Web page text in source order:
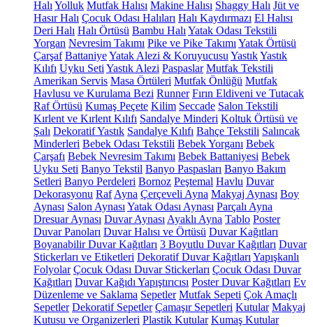
Halı Yolluk Mutfak Halısı Makine Halısı Shaggy Halı Jüt ve
Hasır Halı Çocuk Odası Halıları Halı Kaydırmazı El Halısı
Deri Halı Halı Örtüsü Bambu Halı Yatak Odası Tekstili
Yorgan Nevresim Takımı Pike ve Pike Takımı Yatak Örtüsü
Çarşaf BattaniyeYatak Alezi & Koruyucusu YastıkYastık
Kılıfı Uyku Seti Yastık Alezi Paspaslar Mutfak Tekstili
Amerikan Servis Masa Örtüleri Mutfak Önlüğü Mutfak
Havlusu ve Kurulama Bezi Runner Fırın Eldiveni ve Tutacak
Raf Örtüsü Kumaş Peçete Kilim Seccade Salon Tekstili
Kırlent ve Kırlent Kılıfı Sandalye Minderi Koltuk Örtüsü ve
Şalı Dekoratif Yastık Sandalye Kılıfı Bahçe Tekstili Salıncak
Minderleri Bebek Odası Tekstili Bebek Yorganı Bebek
Çarşafı Bebek Nevresim Takımı Bebek Battaniyesi Bebek
Uyku Seti Banyo Tekstil Banyo Paspasları Banyo Bakım
Setleri Banyo Perdeleri Bornoz Peştemal Havlu Duvar
Dekorasyonu Raf Ayna Çerçeveli Ayna Makyaj Aynası Boy
Aynası Salon Aynası Yatak Odası Aynası Parçalı Ayna
Dresuar Aynası Duvar Aynası Ayaklı Ayna Tablo Poster
Duvar Panoları Duvar Halısı ve Örtüsü Duvar Kağıtları
Boyanabilir Duvar Kağıtları 3 Boyutlu Duvar Kağıtları Duvar
Stickerları ve Etiketleri Dekoratif Duvar Kağıtları Yapışkanlı
Folyolar Çocuk Odası Duvar Stickerları Çocuk Odası Duvar
Kağıtları Duvar Kağıdı Yapıştırıcısı Poster Duvar Kağıtları Ev
Düzenleme ve Saklama Sepetler Mutfak Sepeti Çok Amaçlı
Sepetler Dekoratif Sepetler Çamaşır Sepetleri Kutular Makyaj
Kutusu ve Organizerleri Plastik Kutular Kumaş Kutular